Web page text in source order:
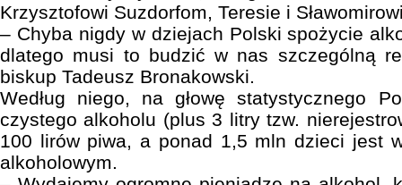
Krzysztofowi Suzdorfom, Teresie i
– Chyba nigdy w dziejach Polski spożycie
dlatego musi to budzić w nas szczególną
biskup Tadeusz Bronakowski.
Według niego, na głowę statystycznego
czystego alkoholu (plus 3 litry tzw.
100 lirów piwa, a ponad 1,5 mln dzieci jest
alkoholowym.